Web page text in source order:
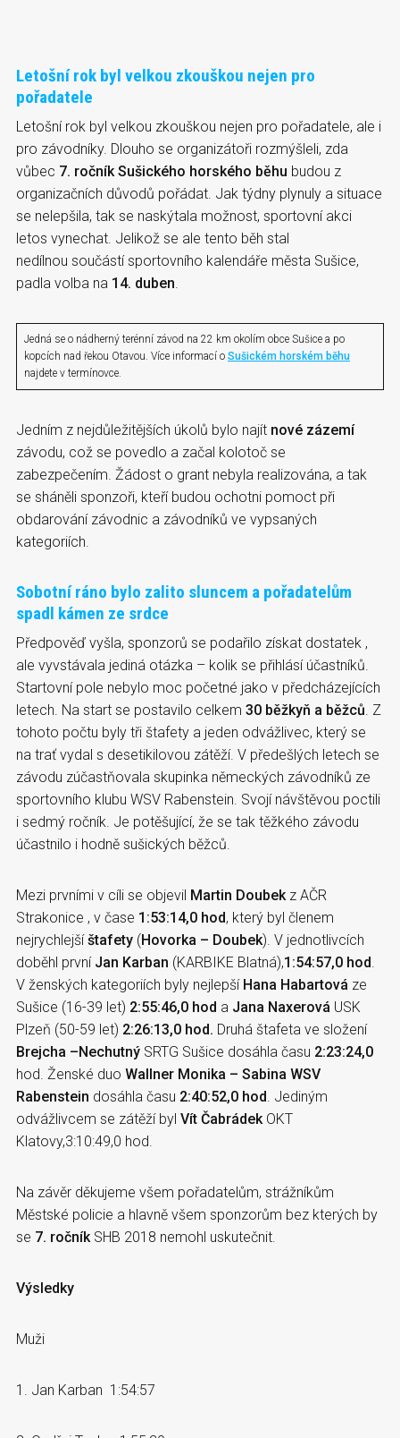
Letošní rok byl velkou zkouškou nejen pro
pořadatele
Letošní rok byl velkou zkouškou nejen pro pořadatele, ale i
pro závodníky. Dlouho se organizátoři rozmýšleli, zda
vůbec 7. ročník Sušického horského běhu budou z
organizačních důvodů pořádat. Jak týdny plynuly a situace
se nelepšila, tak se naskýtala možnost, sportovní akci
letos vynechat. Jelikož se ale tento běh stal
nedílnou součástí sportovního kalendáře města Sušice,
padla volba na 14. duben
Jedná se o nádherný terénní závod na 22 km okolím obce Sušice a po
kopcích nad řekou Otavou. Více informací o Sušickém horském běhu
najdete v termínovce.
Jedním z nejdůležitějších úkolů bylo najít nové zázemí
závodu, což se povedlo a začal kolotoč se
zabezpečením. Žádost o grant nebyla realizována, a tak
se sháněli sponzoři, kteří budou ochotni pomoct při
obdarování závodnic a závodníků ve vypsaných
kategoriích.
Sobotní ráno bylo zalito sluncem a pořadatelům
spadl kámen ze srdce
Předpověď vyšla, sponzorů se podařilo získat dostatek ,
ale vyvstávala jediná otázka – kolik se přihlásí účastníků.
Startovní pole nebylo moc početné jako v předcházejících
letech. Na start se postavilo celkem 30 běžkyň a běžců . Z
tohoto počtu byly tři štafety a jeden odvážlivec, který se
na trať vydal s desetikilovou zátěží. V předešlých letech se
závodu zúčastňovala skupinka německých závodníků ze
sportovního klubu WSV Rabenstein. Svojí návštěvou poctili
i sedmý ročník. Je potěšující, že se tak těžkého závodu
účastnilo i hodně sušických běžců.
Mezi prvními v cíli se objevil Martin Doubek z AČR
Strakonice , v čase 1:53:14,0 hod, který byl členem
nejrychlejšíštafety (Hovorka – Doubek). V jednotlivcích
doběhl první Jan Karban (KARBIKE Blatná),1:54:57,0 hod
V ženských kategoriích byly nejlepší Hana Habartová ze
Sušice (16-39 let) 2:55:46,0 hod a Jana Naxerová USK
Plzeň (50-59 let) 2:26:13,0 hod. Druhá štafeta ve složení
Brejcha –Nechutný SRTG Sušice dosáhla času 2:23:24,0
hod. Ženské duo Wallner Monika – Sabina WSV
Rabenstein dosáhla času 2:40:52,0 hod . Jediným
odvážlivcem se zátěží byl Vít Čabrádek OKT
Klatovy,3:10:49,0 hod.
Na závěr děkujeme všem pořadatelům, strážníkům
Městské policie a hlavně všem sponzorům bez kterých by
se 7. ročník SHB 2018 nemohl uskutečnit.
Výsledky
Muži
1. Jan Karban 1:54:57